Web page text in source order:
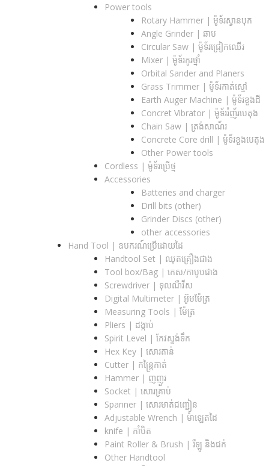
Power tools
Rotary Hammer | ម៉ូទ័រស្វានបុក
Angle Grinder | ឆាប
Circular Saw​ | ម៉ូទ័រជ្រៀកឈើរ
Mixer | ម៉ូទ័រកូរថ្នាំ
Orbital Sander and Planers
Grass Trimmer | ម៉ូទ័រកាត់ស្មៅ
Earth Auger Machine | ម៉ូទ័រខួងដី
Concret Vibrator | ម៉ូទ័ររំញ័របេតុង
Chain Saw | ត្រង់សាណ័រ
Concrete Core drill | ម៉ូទ័រខួងបេតុង
Other Power tools
Cordless​ | ម៉ូទ័រប្រើថ្ម
Accessories
Batteries and charger
Drill bits (other)
Grinder Discs (other)
other accessories
Hand Tool | ឧបករណ៍ប្រើដោយដៃ
Handtool Set | ឈុតគ្រឿងជាង
Tool box/Bag | កេស/កាបូបជាង
Screwdriver | ទុលណឺវីស
Digital Multimeter | អ៊ូមម៉ែត្រ
Measuring Tools | ម៉ែត្រ
Pliers | ដង្កាប់
Spirit Level | កែវស្ទង់ទឹក
Hex Key | សោរតាន់
Cutter | កន្រ្តៃកាត់
Hammer | ញញួរ
Socket | សោរគ្រាប់
Spanner |​ សោរមាត់ជញ្ជៀន
Adjustable Wrench |​ ម៉ាឡេតដៃ
knife | កាំបិត
Paint Roller & Brush | រឺឡូ និងជក់
Other Handtool